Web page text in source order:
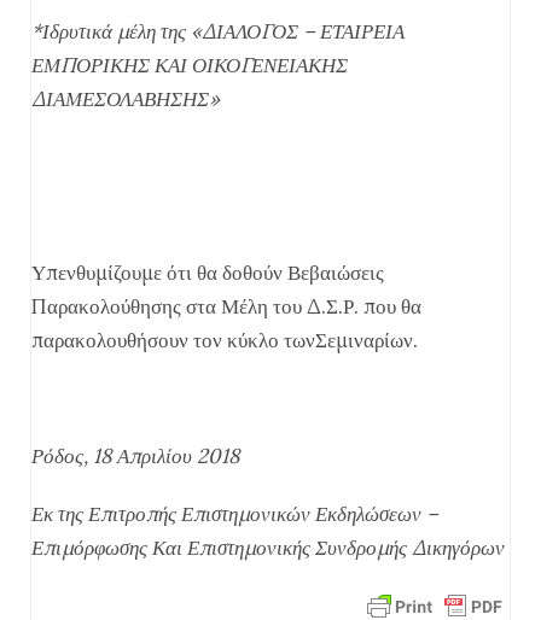
*Ιδρυτικά μέλη της «ΔΙΑΛΟΓΟΣ – ΕΤΑΙΡΕΙΑ
ΕΜΠΟΡΙΚΗΣ ΚΑΙ ΟΙΚΟΓΕΝΕΙΑΚΗΣ
ΔΙΑΜΕΣΟΛΑΒΗΣΗΣ»
Υπενθυμίζουμε ότι θα δοθούν Βεβαιώσεις
Παρακολούθησης στα Μέλη του Δ.Σ.Ρ. που θα
παρακολουθήσουν τον κύκλο τωνΣεμιναρίων.
Ρόδος, 18 Απριλίου 2018
Εκ της Επιτροπής Επιστημονικών Εκδηλώσεων –
Επιμόρφωσης Και Επιστημονικής Συνδρομής Δικηγόρων